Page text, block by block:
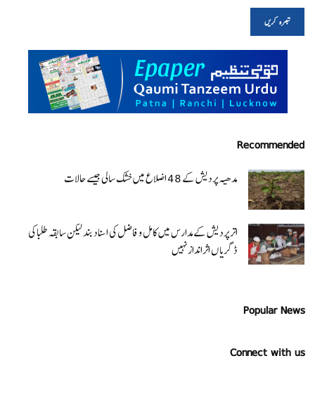
Recommended
مدھیہ پردیش کے 48 اضلاع میں خشک سالی جیسے حالات
اتر پردیش کےمدارس میں کامل و فاضل کی اسناد بند لیکن سابقہ طلبا کی
ڈگریا ں اثرانداز نہیں
Popular News
Connect with us